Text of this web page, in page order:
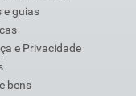
e guias
e Privacidade
bens